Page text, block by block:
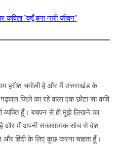
कविता “क्यूँ बना नारी जीवन”
हरीश चमोली है और मैं उत्तराखंड के
जिले का रहें वाला एक छोटा सा कवि
व्यक्ति हूँ। बचपन से ही मुझे लिखने का
और मैं अपनी सकारात्मक सोच से देश,
और हिंदी के लिए कुछ करना चाहता हूँ।